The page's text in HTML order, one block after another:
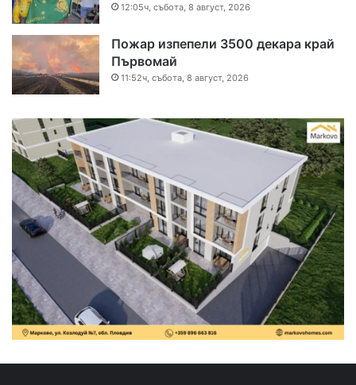
12:05ч, събота, 8 август, 2026
Пожар изпепели 3500 декара край
Първомай
11:52ч, събота, 8 август, 2026